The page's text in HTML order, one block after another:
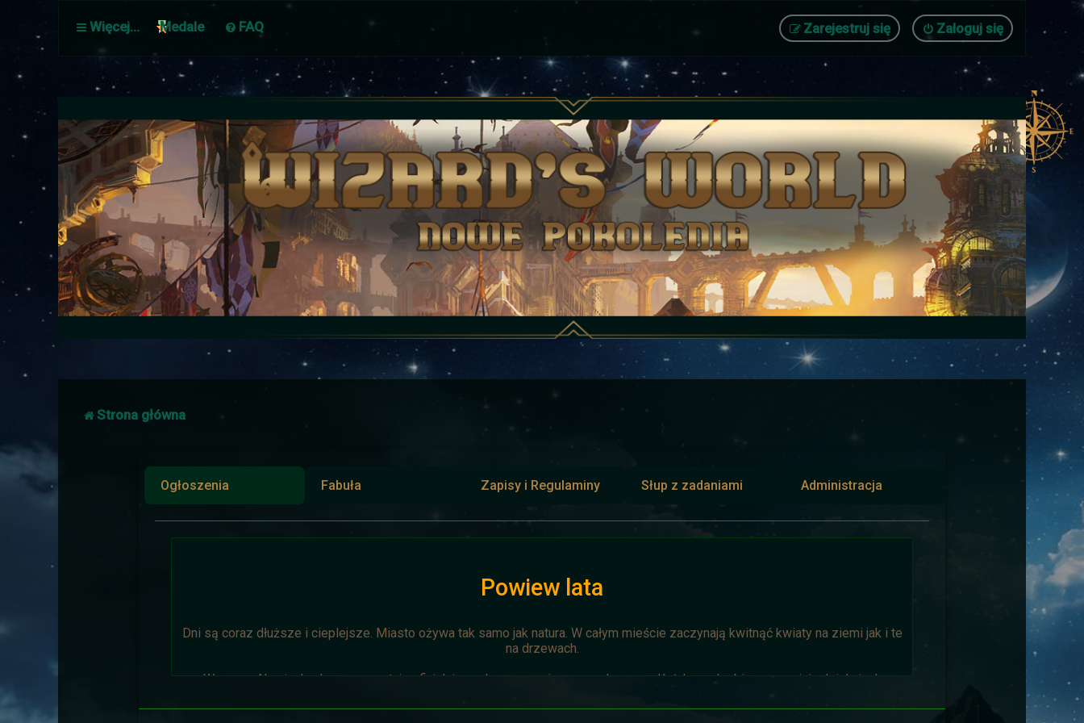
Więcej… Medale FAQ Zaloguj się
Zarejestruj się
Strona główna
Ogłoszenia Fabuła Zapisy i Regulaminy Słup z zadaniami Administracja
Powiew lata
Dni są coraz dłuższe i cieplejsze. Miasto ożywa tak samo jak natura. W całym mieście zaczynają kwitnąć kwiaty na ziemi jak i te
na drzewach.
Wyprawa Na piaskach czasu zostaje oficjalnie anulowana z winy prowadzącego. Każda osoba biorąca w niej udział niech